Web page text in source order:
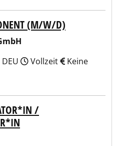
(M/W/D)
Vollzeit
Keine
/